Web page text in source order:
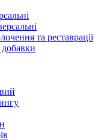
та реставрації
добавки